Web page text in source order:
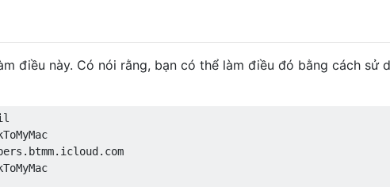
điều này. Có nói rằng, bạn có thể làm điều đó bằng cách sử
. btmm. icloud. com